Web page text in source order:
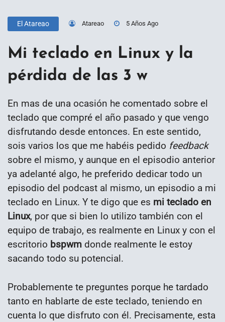
El Atareao Atareao 5 Años Ago
Mi teclado en Linux y la
pérdida de las 3 w
En mas de una ocasión he comentado sobre el
teclado que compré el año pasado y que vengo
disfrutando desde entonces. En este sentido,
sois varios los que me habéis pedido feedback
sobre el mismo, y aunque en el episodio anterior
ya adelanté algo, he preferido dedicar todo un
episodio del podcast al mismo, un episodio a mi
teclado en Linux. Y te digo que es mi teclado en
Linux, por que si bien lo utilizo también con el
equipo de trabajo, es realmente en Linux y con el
escritorio bspwm donde realmente le estoy
sacando todo su potencial.
Probablemente te preguntes porque he tardado
tanto en hablarte de este teclado, teniendo en
cuenta lo que disfruto con él. Precisamente, esta